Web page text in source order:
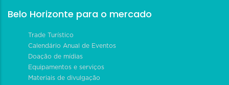
Belo Horizonte para o mercado
Trade Turístico
Calendário Anual de Eventos
Doação de mídias
Equipamentos e serviços
Materiais de divulgação